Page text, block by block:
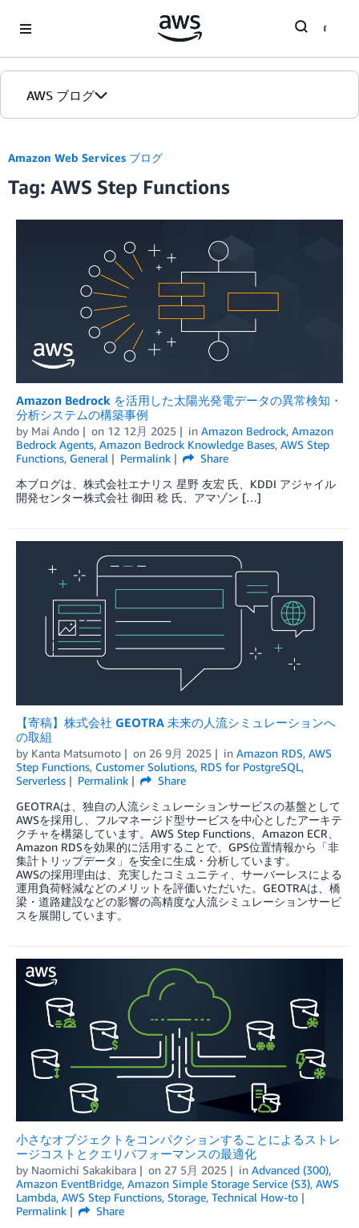
AWS ブログ
カテゴリ
エディション
Amazon Web Services ブログ
Tag: AWS Step Functions
Amazon Bedrock を活用した太陽光発電データの異常検知・
分析システムの構築事例
by Mai Ando on 12 12月 2025 in Amazon Bedrock, Amazon
Bedrock Agents, Amazon Bedrock Knowledge Bases, AWS Step
Functions, General Permalink
Share
本ブログは、株式会社エナリス 星野 友宏 氏、KDDI アジャイル
開発センター株式会社 御田 稔 氏、アマゾン […]
【寄稿】株式会社 GEOTRA 未来の人流シミュレーションへ
の取組
by Kanta Matsumoto on 26 9月 2025 in Amazon RDS, AWS
Step Functions, Customer Solutions, RDS for PostgreSQL,
Serverless
Permalink
Share
GEOTRAは、独自の人流シミュレーションサービスの基盤として
AWSを採用し、フルマネージド型サービスを中心としたアーキテ
クチャを構築しています。AWS Step Functions、Amazon ECR、
Amazon RDSを効果的に活用することで、GPS位置情報から「非
集計トリップデータ」を安全に生成・分析しています。
AWSの採用理由は、充実したコミュニティ、サーバーレスによる
運用負荷軽減などのメリットを評価いただいた。GEOTRAは、橋
梁・道路建設などの影響の高精度な人流シミュレーションサービ
スを展開しています。
小さなオブジェクトをコンパクションすることによるストレ
ージコストとクエリパフォーマンスの最適化
by Naomichi Sakakibara on 27 5月 2025 in Advanced (300),
Amazon EventBridge, Amazon Simple Storage Service (S3), AWS
Lambda, AWS Step Functions, Storage, Technical How-to
Permalink
Share